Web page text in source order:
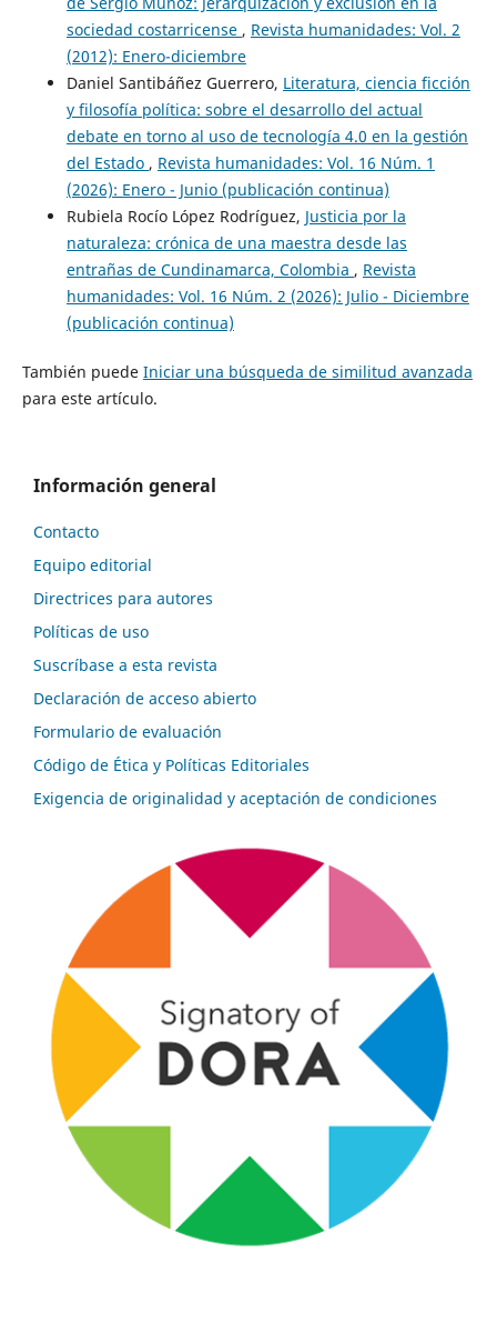
sociedad costarricense , Revista humanidades: Vol. 2
(2012): Enero-diciembre
Daniel Santibáñez Guerrero, Literatura, ciencia ficción
y filosofía política: sobre el desarrollo del actual
debate en torno al uso de tecnología 4.0 en la gestión
del Estado , Revista humanidades: Vol. 16 Núm. 1
(2026): Enero - Junio (publicación continua)
Rubiela Rocío López Rodríguez, Justicia por la
naturaleza: crónica de una maestra desde las
entrañas de Cundinamarca, Colombia , Revista
humanidades: Vol. 16 Núm. 2 (2026): Julio - Diciembre
(publicación continua)
También puede Iniciar una búsqueda de similitud avanzada
para este artículo.
Información general
Contacto
Equipo editorial
Directrices para autores
Políticas de uso
Suscríbase a esta revista
Declaración de acceso abierto
Formulario de evaluación
Código de Ética y Políticas Editoriales
Exigencia de originalidad y aceptación de condiciones